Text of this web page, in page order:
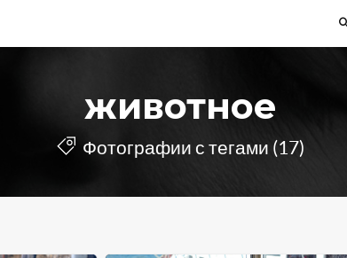
животное
Фотографии с тегами (17)